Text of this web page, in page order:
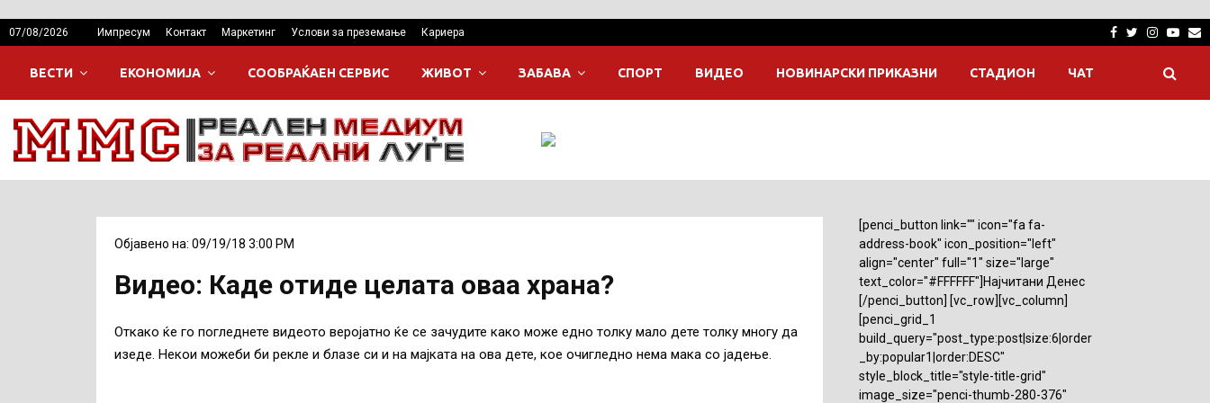
07/08/2026 Импресум Контакт Маркетинг Услови за преземање Кариера Facebook
Twitter
ВЕСТИ ЕКОНОМИЈА СООБРАЌАЕН СЕРВИС ЖИВОТ ЗАБАВА СПОРТ ВИДЕО НОВИНАРСКИ ПРИКАЗНИ СТАДИОН ЧАТ
Објавено на: 09/19/18 3:00 PM
Видео: Каде отиде целата оваа храна?
Откако ќе го погледнете видеото веројатно ќе се зачудите како може едно толку мало дете толку многу да
изеде. Некои можеби би рекле и блазе си и на мајката на ова дете, кое очигледно нема мака со јадење.
[penci_button link="" icon="fa fa-
address-book" icon_position="left"
align="center" full="1" size="large"
text_color="#FFFFFF"]Најчитани Денес
[/penci_button] [vc_row][vc_column]
[penci_grid_1
build_query="post_type:post|size:6|order
_by:popular1|order:DESC"
style_block_title="style-title-grid"
image_size="penci-thumb-280-376"